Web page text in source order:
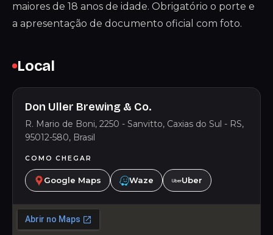
maiores de 18 anos de idade. Obrigatório o porte e
a apresentação de documento oficial com foto.
Local
Don Uller Brewing & Co.
R. Mario de Boni, 2250 - Sanvitto, Caxias do Sul - RS,
95012-580, Brasil
COMO CHEGAR
Google Maps Waze Uber